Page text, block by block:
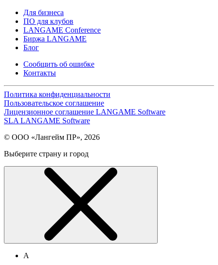
Для бизнеса
ПО для клубов
LANGAME Conference
Биржа LANGAME
Блог
Сообщить об ошибке
Контакты
Политика конфиденциальности
Пользовательское соглашение
Лицензионное соглашение LANGAME Software
SLA LANGAME Software
© ООО «Лангейм ПР», 2026
Выберите страну и город
А